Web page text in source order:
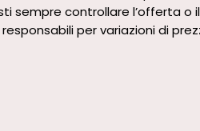
sempre controllare l’offerta o
per variazioni di